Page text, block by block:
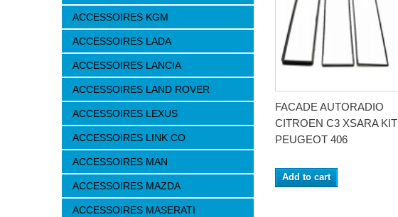
ACCESSOIRES KGM
ACCESSOIRES LADA
ACCESSOIRES LANCIA
ACCESSOIRES LAND ROVER
ACCESSOIRES LEXUS
ACCESSOIRES LINK CO
ACCESSOIRES MAN
ACCESSOIRES MAZDA
ACCESSOIRES MASERATI
FACADE AUTORADIO
CITROEN C3 XSARA KIT
PEUGEOT 406
Add to cart